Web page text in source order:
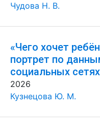
Чудова Н. В.
«Чего хочет
портрет по
социальных сетях
2026
Кузнецова Ю. М.